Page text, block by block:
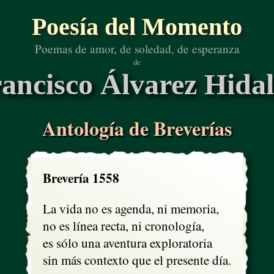
Poesía del Momento
Poemas de amor, de soledad, de esperanza
de
Álvarez
Antología de Breverías
Brevería 1558
La vida no es agenda, ni memoria,
no es línea recta, ni cronología,
es sólo una aventura exploratoria
sin más contexto que el presente día.